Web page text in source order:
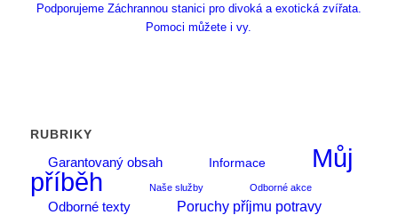
Podporujeme Záchrannou stanici pro divoká a exotická zvířata.
Pomoci můžete i vy.
RUBRIKY
Garantovaný obsah
Informace
Můj
příběh
Naše služby Odborné akce
Odborné texty Poruchy příjmu potravy